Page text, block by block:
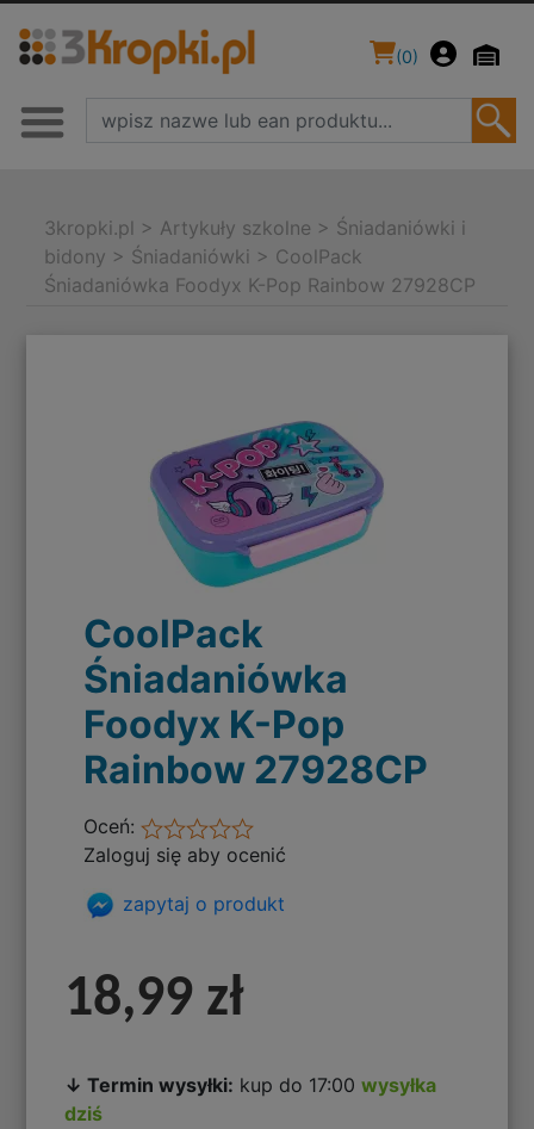
(0)
3kropki.pl > Artykuły szkolne > Śniadaniówki i
bidony > Śniadaniówki > CoolPack
Śniadaniówka Foodyx K-Pop Rainbow 27928CP
CoolPack
Śniadaniówka
Foodyx K-Pop
Rainbow 27928CP
Oceń:
Zaloguj się aby ocenić
zapytaj o produkt
18,99 zł
↓ Termin wysyłki: kup do 17:00wysyłka
dziś